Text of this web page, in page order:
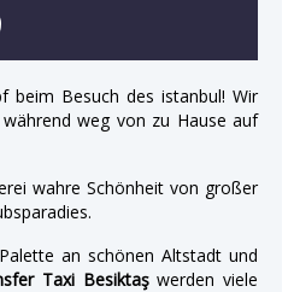
beim Besuch des istanbul! Wir
weg von zu Hause auf
wahre Schönheit von großer
an schönen Altstadt und
Taxi Besiktaşwerden viele